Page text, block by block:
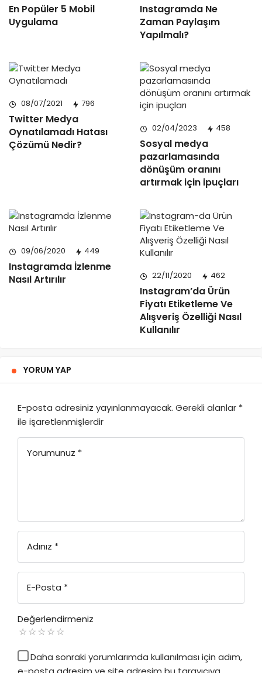
En Popüler 5 Mobil
Uygulama
Instagramda Ne
Zaman Paylaşım
Yapılmalı?
08/07/2021 796
Twitter Medya
Oynatılamadı Hatası
Çözümü Nedir?
02/04/2023 458
Sosyal medya
pazarlamasında
dönüşüm oranını
artırmak için ipuçları
09/06/2020 449
Instagramda İzlenme
Nasıl Artırılır
22/11/2020 462
Instagram’da Ürün
Fiyatı Etiketleme Ve
Alışveriş Özelliği Nasıl
Kullanılır
YORUM YAP
E-posta adresiniz yayınlanmayacak. Gerekli alanlar *
ile işaretlenmişlerdir
Yorumunuz *
Adınız *
E-Posta *
Değerlendirmeniz
Daha sonraki yorumlarımda kullanılması için adım,